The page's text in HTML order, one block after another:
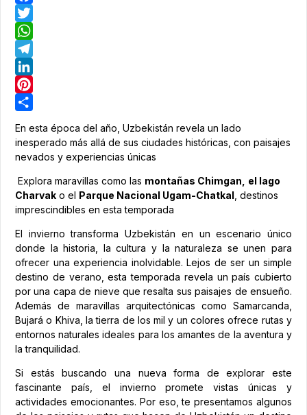
Facebook
Twitter
WhatsApp
Telegram
LinkedIn
Pinterest
En esta época del año, Uzbekistán revela un lado
inesperado más allá de sus ciudades históricas, con paisajes
nevados y experiencias únicas
Explora maravillas como las montañas Chimgan,
el lago
Charvak o el Parque Nacional Ugam-Chatkal , destinos
imprescindibles en esta temporada
El invierno transforma Uzbekistán en un escenario único
donde la historia, la cultura y la naturaleza se unen para
ofrecer una experiencia inolvidable. Lejos de ser un simple
destino de verano, esta temporada revela un país cubierto
por una capa de nieve que resalta sus paisajes de ensueño.
Además de maravillas arquitectónicas como Samarcanda,
Bujará o Khiva, la tierra de los mil y un colores ofrece rutas y
entornos naturales ideales para los amantes de la aventura y
la tranquilidad.
Si estás buscando una nueva forma de explorar este
fascinante país, el invierno promete vistas únicas y
actividades emocionantes. Por eso, te presentamos algunos